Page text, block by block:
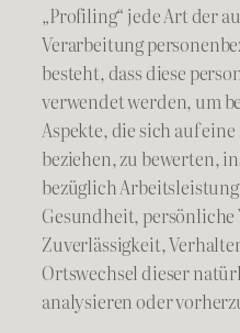
„Profiling“ jede Art der
Verarbeitung
besteht, dass diese
verwendet werden, um
Aspekte, die sich auf
beziehen, zu bewerten,
bezüglich
Gesundheit,
Zuverlässigkeit,
Ortswechsel dieser
analysieren oder